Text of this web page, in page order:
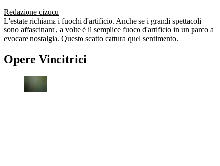
Redazione cizucu
L'estate richiama i fuochi d'artificio. Anche se i grandi spettacoli
sono affascinanti, a volte è il semplice fuoco d'artificio in un parco a
evocare nostalgia. Questo scatto cattura quel sentimento.
Opere Vincitrici